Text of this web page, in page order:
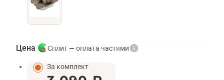
Цена Сплит — оплата частями
За комплект